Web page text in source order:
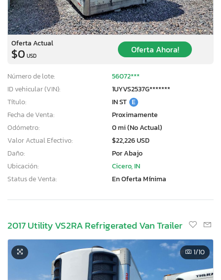
Oferta Actual
$0 USD
Oferta Ahora!
Número de lote:
56072***
ID vehicular (VIN):
1UYVS2537G*******
Título:
IN ST E
Fecha de Venta:
Proximamente
Odómetro:
0 mi (No Actual)
Valor Actual Efectivo:
$22,226 USD
Daño:
Por Abajo
Ubicación:
Cicero, IN
Status de Venta:
En Oferta Mínima
2017 Utility VS2RA Refrigerated Van Trailer
1/10